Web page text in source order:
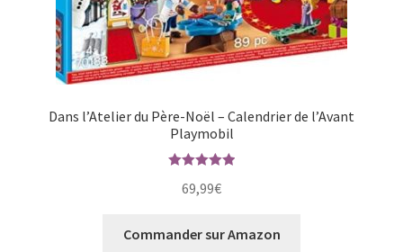
Dans l’Atelier du Père-Noël – Calendrier de l’Avant
Playmobil
sur 5
69,99€
Commander sur Amazon